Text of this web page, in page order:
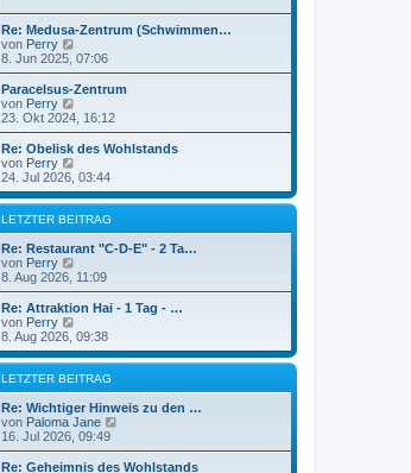
a
g
e
r
e
i
t
a
g
Re: Medusa-Zentrum (Schwimmen…
von Perry
e
u
e
e
B
e
t
r
a
8. Jun 2025, 07:06
Paracelsus-Zentrum
von Perry
e
u
e
t
r
B
e
i
r
23. Okt 2024, 16:12
Re: Obelisk des Wohlstands
von Perry
e
u
e
s
t
e
B
e
i
r
g
24. Jul 2026, 03:44
LETZTER BEITRAG
Re: Restaurant "C-D-E" - 2 Ta…
von Perry
e
u
e
t
r
B
e
i
t
r
8. Aug 2026, 11:09
Re: Attraktion Hai - 1 Tag - …
von Perry
e
u
e
s
t
e
r
B
e
i
8. Aug 2026, 09:38
LETZTER BEITRAG
Re: Wichtiger Hinweis zu den …
von Paloma Jane
u
e
16. Jul 2026, 09:49
Re: Geheimnis des Wohlstands